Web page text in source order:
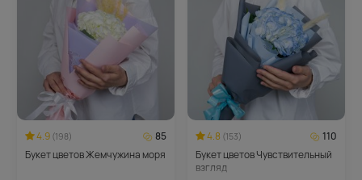
4.9 (198)
85
Букет цветов Жемчужина моря
4.8 (153)
110
Букет цветов Чувствительный
взгляд